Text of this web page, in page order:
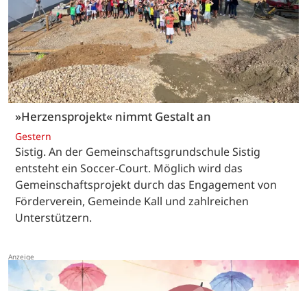
»Herzensprojekt« nimmt Gestalt an
Gestern
Sistig. An der Gemeinschaftsgrundschule Sistig
entsteht ein Soccer-Court. Möglich wird das
Gemeinschaftsprojekt durch das Engagement von
Förderverein, Gemeinde Kall und zahlreichen
Unterstützern.